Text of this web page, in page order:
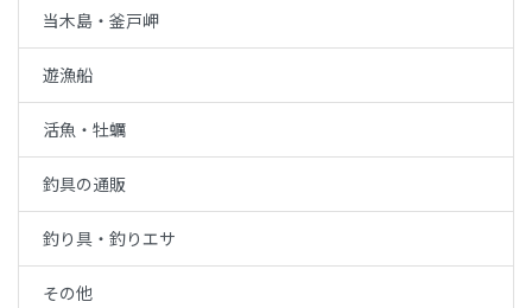
当木島・釜戸岬
遊漁船
活魚・牡蠣
釣具の通販
釣り具・釣りエサ
その他